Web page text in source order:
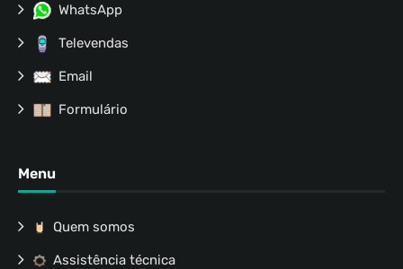
WhatsApp
Televendas
Email
Formulário
Menu
Quem somos
Assistência técnica